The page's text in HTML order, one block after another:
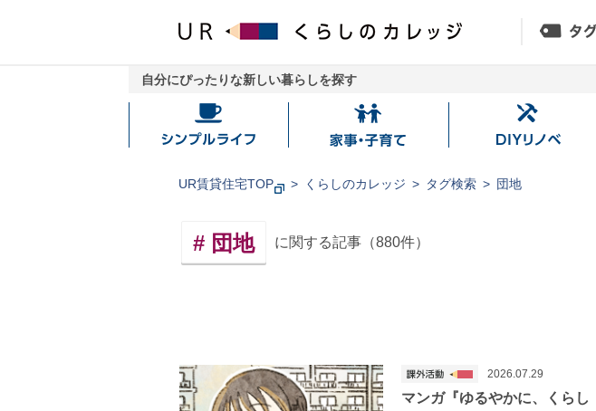
自分にぴったりな新しい暮らしを探す
シ
プ
イ
フ
家
子
DIY
UR賃貸住宅TOP くらしのカレッジ タグ検索 団地
団地 に関する記事（880件）
マンガ『ゆるやかに、くらし
2026.07.29